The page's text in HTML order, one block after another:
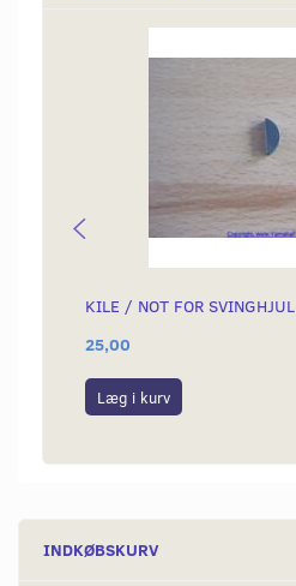
KILE / NOT FOR SVINGHJUL
25,00
Læg i kurv
INDKØBSKURV